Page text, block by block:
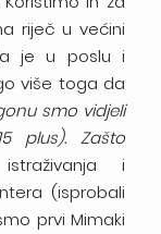
riječ u većini
je u poslu i
više toga da
smo vidjeli
plus). Zašto
i
(isprobali
prvi Mimaki